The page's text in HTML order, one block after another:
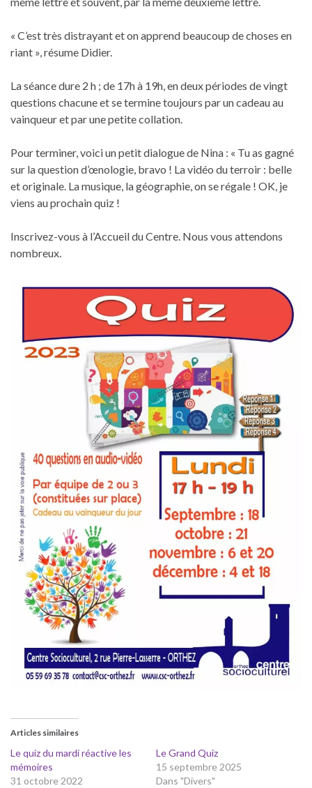
« C’est très distrayant et on apprend beaucoup de choses en
riant », résume Didier.
La séance dure 2 h ; de 17h à 19h, en deux périodes de vingt
questions chacune et se termine toujours par un cadeau au
vainqueur et par une petite collation.
Pour terminer, voici un petit dialogue de Nina : « Tu as gagné
sur la question d’œnologie, bravo ! La vidéo du terroir : belle
et originale. La musique, la géographie, on se régale ! OK, je
viens au prochain quiz !
Inscrivez-vous à l’Accueil du Centre. Nous vous attendons
nombreux.
Articles similaires
Le quiz du mardi réactive les
mémoires
31 octobre 2022
Le Grand Quiz
15 septembre 2025
Dans "Divers"